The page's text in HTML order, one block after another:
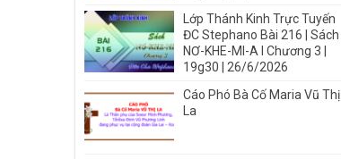
Lớp Thánh Kinh Trực Tuyến
ĐC Stephano Bài 216 | Sách
NƠ-KHE-MI-A I Chương 3 |
19g30 | 26/6/2026
Cáo Phó Bà Cố Maria Vũ Thị
La